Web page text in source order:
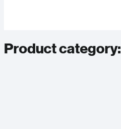
Product category: